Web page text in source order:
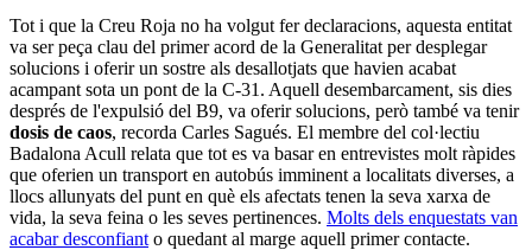
Tot i que la Creu Roja no ha volgut fer declaracions, aquesta entitat
va ser peça clau del primer acord de la Generalitat per desplegar
solucions i oferir un sostre als desallotjats que havien acabat
acampant sota un pont de la C-31. Aquell desembarcament, sis dies
després de l'expulsió del B9, va oferir solucions, però també va tenir
dosis de caos, recorda Carles Sagués. El membre del col·lectiu
Badalona Acull relata que tot es va basar en entrevistes molt ràpides
que oferien un transport en autobús imminent a localitats diverses, a
llocs allunyats del punt en què els afectats tenen la seva xarxa de
vida, la seva feina o les seves pertinences. Molts dels enquestats van
acabar desconfiant o quedant al marge aquell primer contacte.